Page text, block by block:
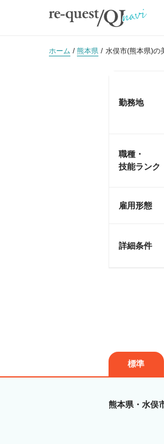
ホーム 熊本県 水俣市(熊本県)の
勤務地
職種・
技能ランク
雇用形態
詳細条件
標準
熊本県・水俣